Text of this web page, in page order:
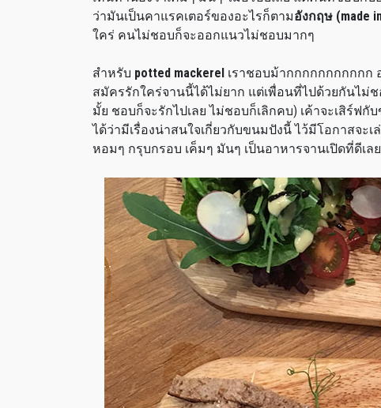
ว่ามันเป็นคาแรคเตอร์ของอะไรก็ตามอังกฤษ (made
ใคร่ คนไม่ชอบก็จะออกแนวไม่ชอบมากๆ
สำหรับ potted mackerel เราชอบม้ากกกกกกกกกกก
สมัครรักใคร่จานนี้ได้ไม่ยาก แต่เพื่อนที่ไปด้วยกันไม่
มั้ย ชอบก็จะรักไปเลย ไม่ชอบก็เลิกคบ) เค้าจะเสิร์ฟกั
ได้ว่ามีเรื่องน่าสนใจเกี่ยวกับขนมปังนี้ ไว้มีโอกาสจ
หอมๆ กรุบกรอบ เค็มๆ มันๆ เป็นอาหารจานเปิดที่ดีเลย